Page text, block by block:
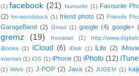
(1) facebook (21) favourite (1) Favourite
(2) fm-woodstock (1) friend photo (2) Friends
GarageBand (2) Gmail (1) google (4) google+
gremz (19) honatari (1) http://
iBooks (1) iCloud (6) iDisk (1) iLife (2) iMovie
internet (1) iOS (1) iPhone (3) iPhoto (12)
(1) iWeb (1) J-POP (2) Java (2) JUGEM (1)